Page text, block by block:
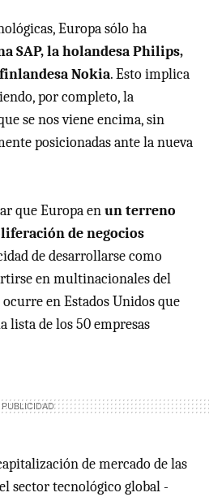
Europa sólo ha
SAP, la holandesa Philips,
Nokia. Esto implica
por completo, la
se nos viene encima, sin
posicionadas ante la nueva
que Europa enun terreno
de negocios
de desarrollarse como
en multinacionales del
en Estados Unidos que
lista de los 50 empresas
de mercado de las
sector tecnológico global -